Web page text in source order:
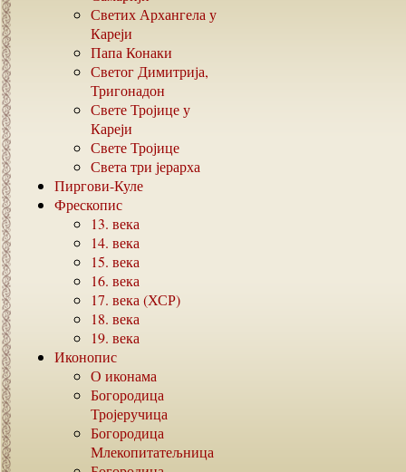
Светих Архангела у
Кареји
Папа Конаки
Светог Димитрија,
Тригонадон
Свете Тројице у
Кареји
Свете Тројице
Света три јерарха
Пиргови-Куле
Фрескопис
13. века
14. века
15. века
16. века
17. века (ХСР)
18. века
19. века
Иконопис
О иконама
Богородица
Тројеручица
Богородица
Млекопитатељница